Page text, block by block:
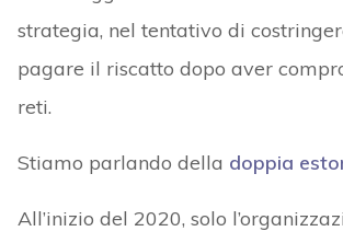
strategia, nel tentativo di
pagare il riscatto dopo aver
reti.
Stiamo parlando della doppia
All’inizio del 2020, solo